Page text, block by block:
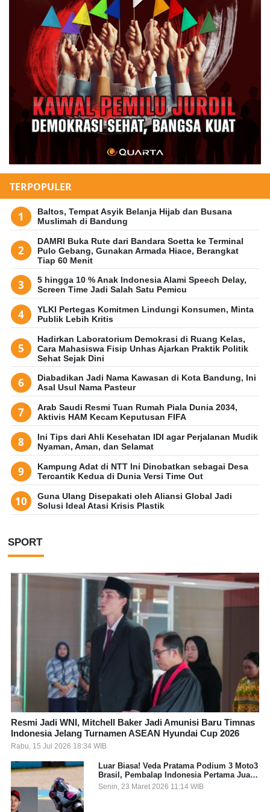
TERPOPULER
Baltos, Tempat Asyik Belanja Hijab dan Busana
Muslimah di Bandung
DAMRI Buka Rute dari Bandara Soetta ke Terminal
Pulo Gebang, Gunakan Armada Hiace, Berangkat
Tiap 60 Menit
5 hingga 10 % Anak Indonesia Alami Speech Delay,
Screen Time Jadi Salah Satu Pemicu
YLKI Pertegas Komitmen Lindungi Konsumen, Minta
Publik Lebih Kritis
Hadirkan Laboratorium Demokrasi di Ruang Kelas,
Cara Mahasiswa Fisip Unhas Ajarkan Praktik Politik
Sehat Sejak Dini
Diabadikan Jadi Nama Kawasan di Kota Bandung, Ini
Asal Usul Nama Pasteur
Arab Saudi Resmi Tuan Rumah Piala Dunia 2034,
Aktivis HAM Kecam Keputusan FIFA
Ini Tips dari Ahli Kesehatan IDI agar Perjalanan Mudik
Nyaman, Aman, dan Selamat
Kampung Adat di NTT Ini Dinobatkan sebagai Desa
Tercantik Kedua di Dunia Versi Time Out
Guna Ulang Disepakati oleh Aliansi Global Jadi
Solusi Ideal Atasi Krisis Plastik
SPORT
Resmi Jadi WNI, Mitchell Baker Jadi Amunisi Baru Timnas
Indonesia Jelang Turnamen ASEAN Hyundai Cup 2026
Rabu, 15 Jul 2026 18:34 WIB
Luar Biasa! Veda Pratama Podium 3 Moto3
Brasil, Pembalap Indonesia Pertama Juara
Grand Prix
Senin, 23 Maret 2026 11:14 WIB